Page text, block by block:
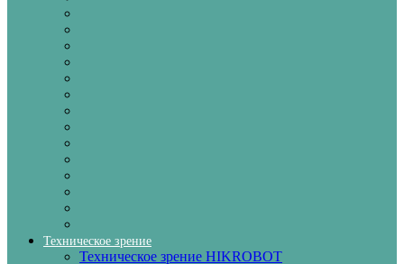
Техническое зрение
Техническое зрение HIKROBOT